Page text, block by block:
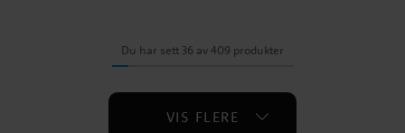
Du har sett 36 av 409 produkter
VIS FLERE